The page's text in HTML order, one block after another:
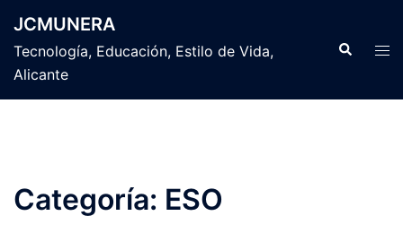
contenido
JCMUNERA
Tecnología, Educación, Estilo de Vida,
Alicante
Buscar
Categoría: ESO